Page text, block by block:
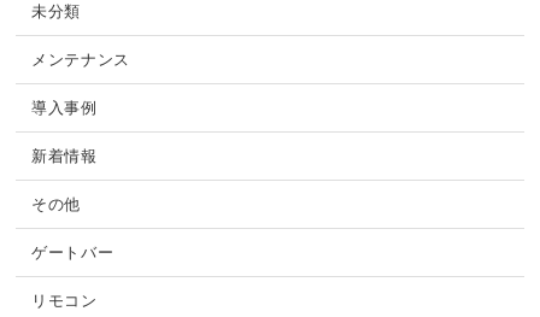
未分類
メンテナンス
導入事例
新着情報
その他
ゲートバー
リモコン